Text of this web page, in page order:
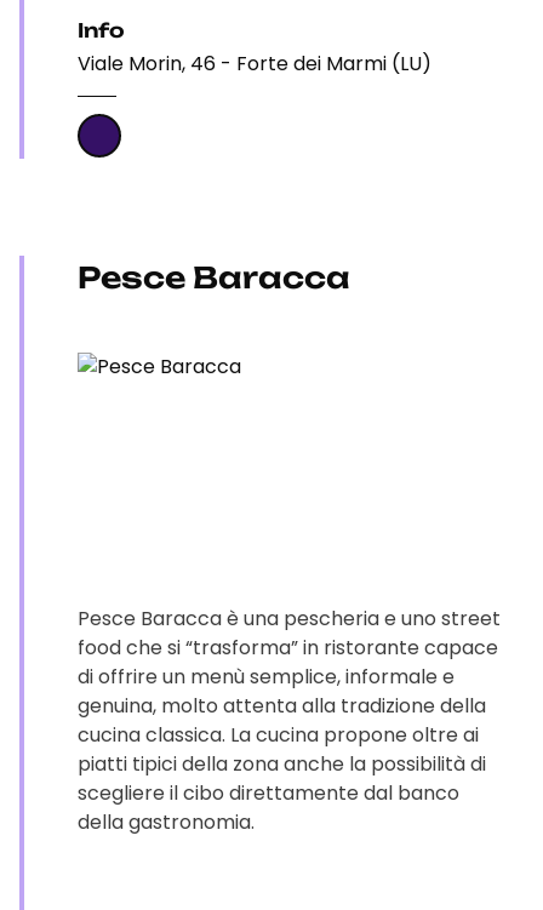
Info
Viale Morin, 46 - Forte dei Marmi (LU)
Pesce Baracca
Pesce Baracca è una pescheria e uno street
food che si “trasforma” in ristorante capace
di offrire un menù semplice, informale e
genuina, molto attenta alla tradizione della
cucina classica. La cucina propone oltre ai
piatti tipici della zona anche la possibilità di
scegliere il cibo direttamente dal banco
della gastronomia.